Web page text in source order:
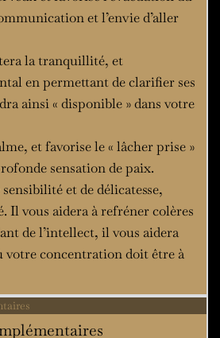
et l’envie d’aller
la tranquillité, et
en permettant de clarifier ses
ainsi « disponible » dans votre
et favorise le « lâcher prise »
sensation de paix.
et de délicatesse,
Il vous aidera à refréner colères
de l’intellect, il vous aidera
votre concentration doit être à